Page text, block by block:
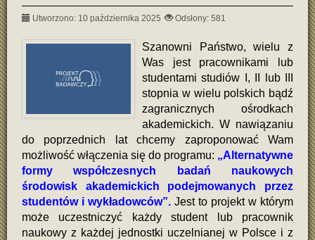
Utworzono: 10 października 2025 Odsłony: 581
Szanowni Państwo, wielu z
Was jest pracownikami lub
studentami studiów I, II lub III
stopnia w wielu polskich bądź
zagranicznych ośrodkach
akademickich. W nawiązaniu
do poprzednich lat chcemy zaproponować Wam
możliwość włączenia się do programu: „Alternatywne
formy współczesnych badań naukowych
środowisk akademickich podejmowanych przez
studentów i wykładowców”. Jest to projekt w którym
może uczestniczyć każdy student lub pracownik
naukowy z każdej jednostki uczelnianej w Polsce i z